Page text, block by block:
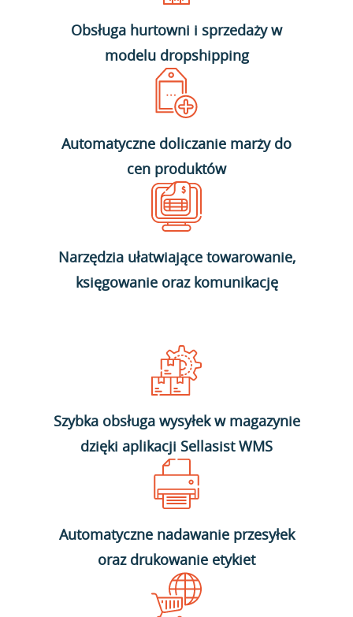
Obsługa hurtowni i sprzedaży w
modelu dropshipping
Automatyczne doliczanie marży do
cen produktów
Narzędzia ułatwiające towarowanie,
księgowanie oraz komunikację
Szybka obsługa wysyłek w magazynie
dzięki aplikacji Sellasist WMS
Automatyczne nadawanie przesyłek
oraz drukowanie etykiet